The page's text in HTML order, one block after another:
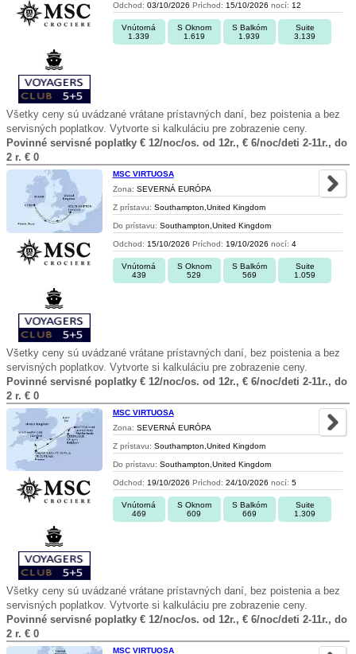
Odchod: 03/10/2026 Príchod: 15/10/2026 nocí: 12
Vnútorná
1.339
S Oknom
1.619
S Balkóm
1.939
Suite
3.139
Všetky ceny sú uvádzané vrátane prístavných daní, bez poistenia a bez
servisných poplatkov. Vytvorte si kalkuláciu pre zobrazenie ceny.
Povinné servisné poplatky € 12/noc/os. od 12r., € 6/noc/deti 2-11r., do
2 r. € 0
MSC VIRTUOSA
Zona: SEVERNÁ EURÓPA
Z prístavu: Southampton,United Kingdom
Do prístavu: Southampton,United Kingdom
Odchod: 15/10/2026 Príchod: 19/10/2026 nocí: 4
Vnútorná
439
S Oknom
529
S Balkóm
569
Suite
1.059
Všetky ceny sú uvádzané vrátane prístavných daní, bez poistenia a bez
servisných poplatkov. Vytvorte si kalkuláciu pre zobrazenie ceny.
Povinné servisné poplatky € 12/noc/os. od 12r., € 6/noc/deti 2-11r., do
2 r. € 0
MSC VIRTUOSA
Zona: SEVERNÁ EURÓPA
Z prístavu: Southampton,United Kingdom
Do prístavu: Southampton,United Kingdom
Odchod: 19/10/2026 Príchod: 24/10/2026 nocí: 5
Vnútorná
469
S Oknom
609
S Balkóm
669
Suite
1.309
Všetky ceny sú uvádzané vrátane prístavných daní, bez poistenia a bez
servisných poplatkov. Vytvorte si kalkuláciu pre zobrazenie ceny.
Povinné servisné poplatky € 12/noc/os. od 12r., € 6/noc/deti 2-11r., do
2 r. € 0
MSC VIRTUOSA